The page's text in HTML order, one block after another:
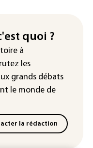
la
milliards
quoi ?
à
les
grands débats
le monde de
la rédaction